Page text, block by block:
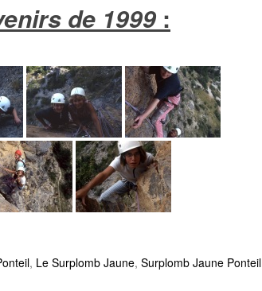
de 1999 :
, Le Surplomb Jaune, Surplomb Jaune Ponteil